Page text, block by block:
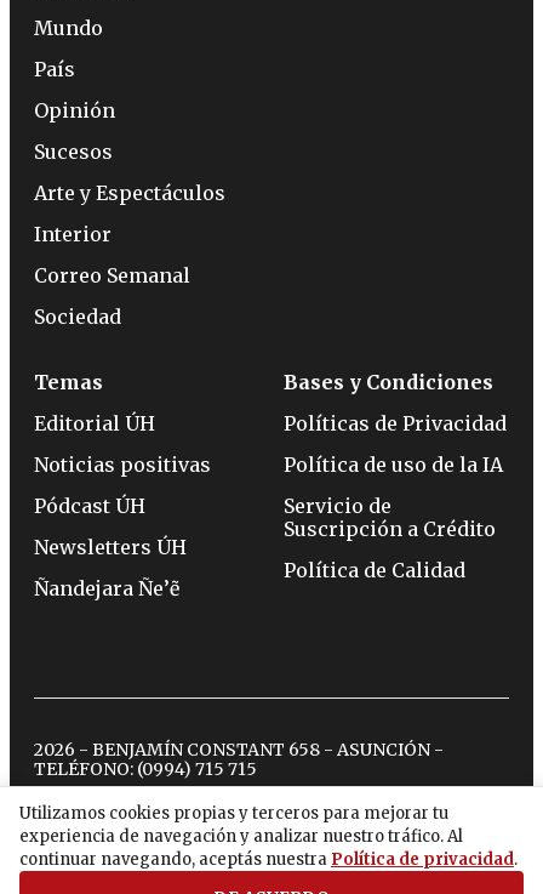
Utilizamos cookies propias y terceros para mejorar tu
experiencia de navegación y analizar nuestro tráfico. Al
continuar navegando, aceptás nuestra Política de privacidad.
Mundo
País
Opinión
Sucesos
Arte y Espectáculos
Interior
Correo Semanal
Sociedad
Temas
Editorial ÚH
Noticias positivas
Pódcast ÚH
Newsletters ÚH
Ñandejara Ñe’ẽ
Bases y Condiciones
Políticas de Privacidad
Política de uso de la IA
Servicio de
Suscripción a Crédito
Política de Calidad
2026 - BENJAMÍN CONSTANT 658 - ASUNCIÓN -
TELÉFONO: (0994) 715 715
twitterinstagram
facebook
tiktokyoutubespotify